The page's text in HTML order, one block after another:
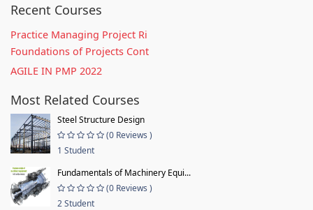
Recent Courses
Practice Managing Project Ri
Foundations of Projects Cont
AGILE IN PMP 2022
Most Related Courses
Steel Structure Design
(0 Reviews )
1 Student
Fundamentals of Machinery Equi...
(0 Reviews )
2 Student